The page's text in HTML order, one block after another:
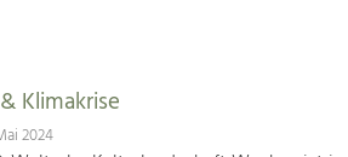
Klimakrise
2024